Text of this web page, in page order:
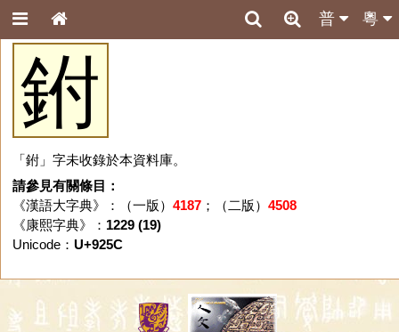
粵
普
鉜
「鉜」字未收錄於本資料庫。
請參見有關條目：
《漢語大字典》：（一版） 4187；（二版） 4508
《康熙字典》： 1229 (19)
Unicode： U+925C